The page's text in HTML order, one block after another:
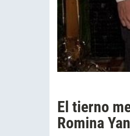
El tierno
Romina Yan